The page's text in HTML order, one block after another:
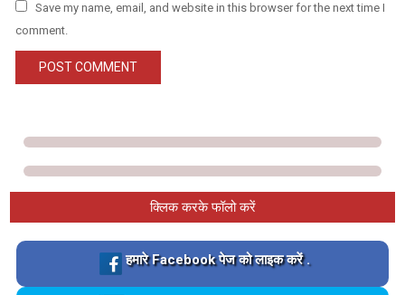
Save my name, email, and website in this browser for the next time I
comment.
क्लिक करके फॉलो करें
Loading…
हमारे Facebook पेज को लाइक करें .